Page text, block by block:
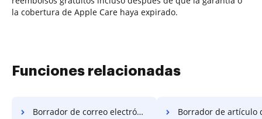
la cobertura de Apple Care haya expirado.
Funciones relacionadas
Borrador de correo electrónico de garantía Borrador de artículo de correo